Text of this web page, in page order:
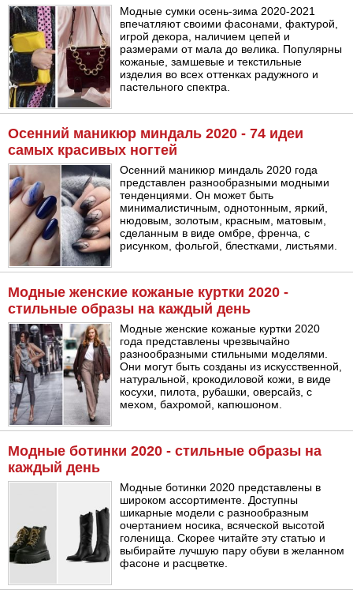
Модные сумки осень-зима 2020-2021
впечатляют своими фасонами, фактурой,
игрой декора, наличием цепей и
размерами от мала до велика. Популярны
кожаные, замшевые и текстильные
изделия во всех оттенках радужного и
пастельного спектра.
Осенний маникюр миндаль 2020 - 74 идеи
самых красивых ногтей
Осенний маникюр миндаль 2020 года
представлен разнообразными модными
тенденциями. Он может быть
минималистичным, однотонным, яркий,
нюдовым, золотым, красным, матовым,
сделанным в виде омбре, френча, с
рисунком, фольгой, блестками, листьями.
Модные женские кожаные куртки 2020 -
стильные образы на каждый день
Модные женские кожаные куртки 2020
года представлены чрезвычайно
разнообразными стильными моделями.
Они могут быть созданы из искусственной,
натуральной, крокодиловой кожи, в виде
косухи, пилота, рубашки, оверсайз, с
мехом, бахромой, капюшоном.
Модные ботинки 2020 - стильные образы на
каждый день
Модные ботинки 2020 представлены в
широком ассортименте. Доступны
шикарные модели с разнообразным
очертанием носика, всяческой высотой
голенища. Скорее читайте эту статью и
выбирайте лучшую пару обуви в желанном
фасоне и расцветке.